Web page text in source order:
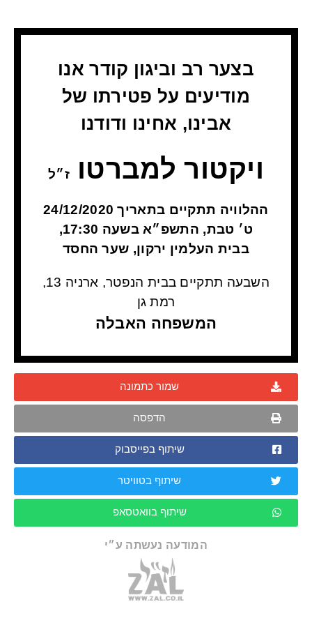
בצער רב וביגון קודר אנו
מודיעים על פטירתו של
אבינו, אחינו ודודנו
ויקטור למברטוז״ל
ההלוויה תתקיים בתאריך 24/12/2020
ט׳ טבת, התשפ״א בשעה 17:30,
בבית העלמין ירקון, שער החסד
השבעה תתקיים בבית הנפטר, ארניה 13,
רמת גן
המשפחה האבלה
שמור כתמונה
הדפסה
שיתוף בפייסבוק
שיתוף בטוויטר
שיתוף בוואטסאפ
המודעה נעשתה ע״י